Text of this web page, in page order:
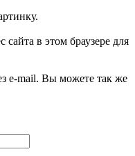
в этом браузере для
e-mail. Вы можете так же